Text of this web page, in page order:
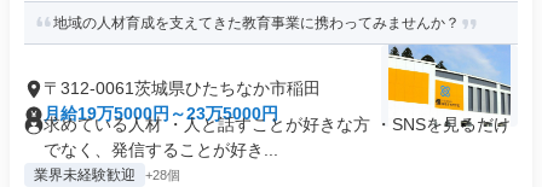
地域の人材育成を支えてきた教育事業に携わってみませんか？
〒312-0061茨城県ひたちなか市稲田
月給19万5000円～23万5000円
求めている人材 ・人と話すことが好きな方 ・SNSを見るだけ
でなく、発信することが好き...
業界未経験歓迎 +28個